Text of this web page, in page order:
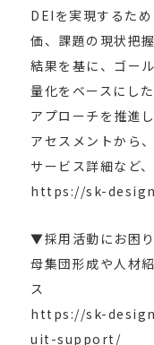
DEIを実現するた
価、課題の現状把
結果を基に、ゴー
量化をベースにし
アプローチを推進
アセスメントから
サービス詳細など
https://sk-
▼採用活動にお困
母集団形成や人材
ス
https://sk-
uit-support/